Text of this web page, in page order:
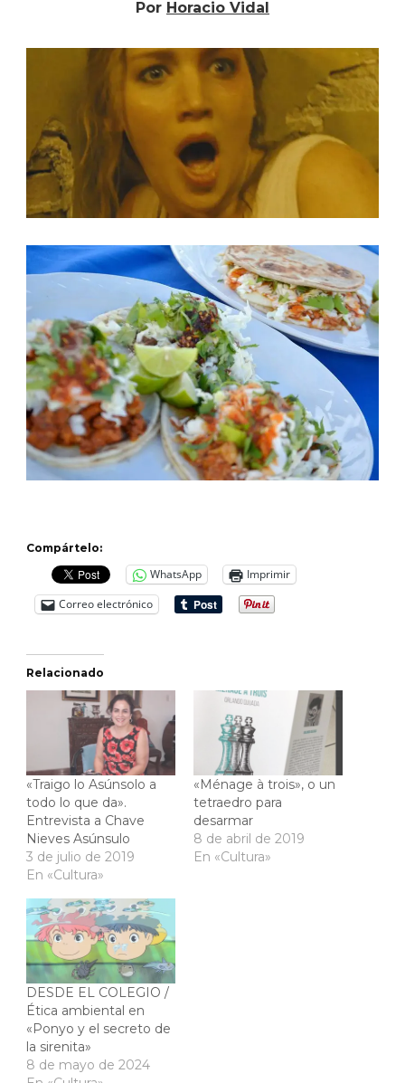
Por Horacio Vidal
Compártelo:
WhatsApp
Imprimir
Correo electrónico
Relacionado
«Traigo lo Asúnsolo a
todo lo que da».
Entrevista a Chave
Nieves Asúnsulo
3 de julio de 2019
En «Cultura»
«Ménage à trois», o un
tetraedro para
desarmar
8 de abril de 2019
En «Cultura»
DESDE EL COLEGIO /
Ética ambiental en
«Ponyo y el secreto de
la sirenita»
8 de mayo de 2024